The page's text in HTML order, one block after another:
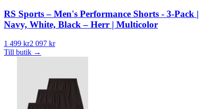
RS Sports – Men's Performance Shorts - 3-Pack |
Navy, White, Black – Herr | Multicolor
1 499 kr2 097 kr
Till butik →